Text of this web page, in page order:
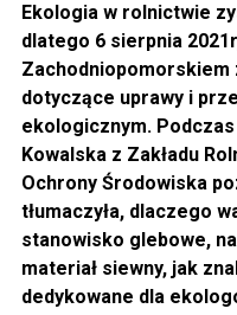
Ekologia w rolnictwie
dlatego 6 sierpnia
Zachodniopomorskiem
dotyczące uprawy i
ekologicznym.
Kowalska z Zakładu
Ochrony Środowiska
tłumaczyła, dlaczego
stanowisko glebowe,
materiał siewny, jak
dedykowane dla